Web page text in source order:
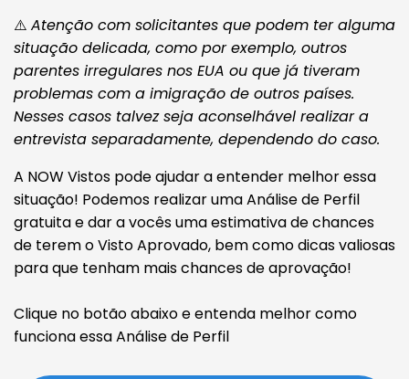
⚠️ Atenção com solicitantes que podem ter alguma
situação delicada, como por exemplo, outros
parentes irregulares nos EUA ou que já tiveram
problemas com a imigração de outros países.
Nesses casos talvez seja aconselhável realizar a
entrevista separadamente, dependendo do caso.
A NOW Vistos pode ajudar a entender melhor essa
situação! Podemos realizar uma Análise de Perfil
gratuita e dar a vocês uma estimativa de chances
de terem o Visto Aprovado, bem como dicas valiosas
para que tenham mais chances de aprovação!
Clique no botão abaixo e entenda melhor como
funciona essa Análise de Perfil